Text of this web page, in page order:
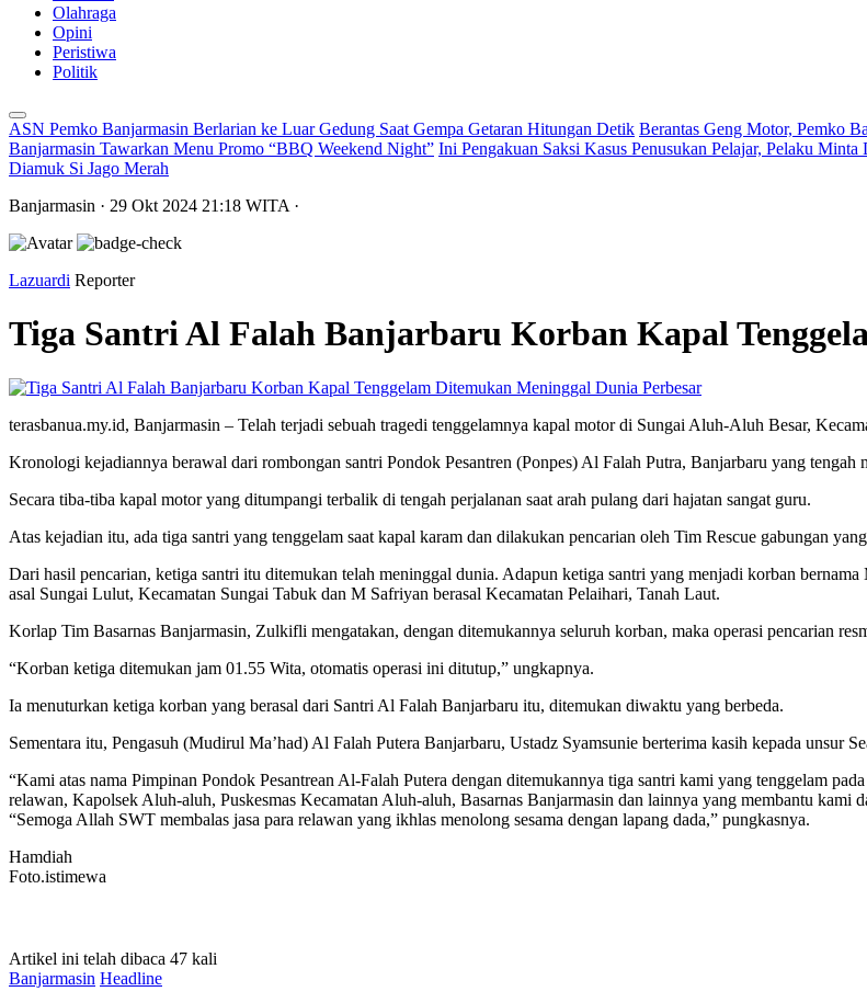
Olahraga
Opini
Peristiwa
Politik
ASN Pemko Banjarmasin Berlarian ke Luar Gedung Saat Gempa Getaran Hitungan Detik Berantas Geng Motor, Pemko
Banjarmasin Tawarkan Menu Promo “BBQ Weekend Night” Ini Pengakuan Saksi Kasus Penusukan Pelajar, Pelaku
Diamuk Si Jago Merah
Banjarmasin · 29 Okt 2024 21:18 WITA ·
Lazuardi Reporter
Tiga Santri Al Falah Banjarbaru Korban Kapal
Perbesar
terasbanua.my.id, Banjarmasin – Telah terjadi sebuah tragedi tenggelamnya kapal motor di Sungai Aluh-Aluh Besar,
Kronologi kejadiannya berawal dari rombongan santri Pondok Pesantren (Ponpes) Al Falah Putra, Banjarbaru yang tengah
Secara tiba-tiba kapal motor yang ditumpangi terbalik di tengah perjalanan saat arah pulang dari hajatan sangat guru.
Atas kejadian itu, ada tiga santri yang tenggelam saat kapal karam dan dilakukan pencarian oleh Tim Rescue gabungan
Dari hasil pencarian, ketiga santri itu ditemukan telah meninggal dunia. Adapun ketiga santri yang menjadi korban
asal Sungai Lulut, Kecamatan Sungai Tabuk dan M Safriyan berasal Kecamatan Pelaihari, Tanah Laut.
Korlap Tim Basarnas Banjarmasin, Zulkifli mengatakan, dengan ditemukannya seluruh korban, maka operasi pencarian
“Korban ketiga ditemukan jam 01.55 Wita, otomatis operasi ini ditutup,” ungkapnya.
Ia menuturkan ketiga korban yang berasal dari Santri Al Falah Banjarbaru itu, ditemukan diwaktu yang berbeda.
Sementara itu, Pengasuh (Mudirul Ma’had) Al Falah Putera Banjarbaru, Ustadz Syamsunie berterima kasih kepada unsur
“Kami atas nama Pimpinan Pondok Pesantrean Al-Falah Putera dengan ditemukannya tiga santri kami yang tenggelam
relawan, Kapolsek Aluh-aluh, Puskesmas Kecamatan Aluh-aluh, Basarnas Banjarmasin dan lainnya yang membantu kami
“Semoga Allah SWT membalas jasa para relawan yang ikhlas menolong sesama dengan lapang dada,” pungkasnya.
Hamdiah
Foto.istimewa
Artikel ini telah dibaca 47 kali
Banjarmasin Headline